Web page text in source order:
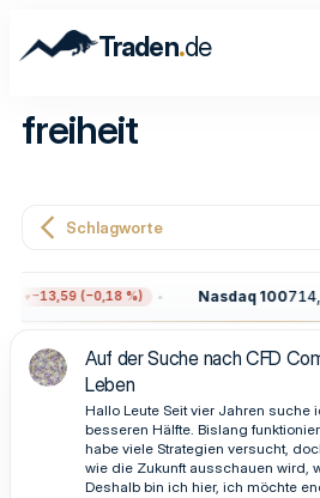
Traden.de
freiheit
Schlagworte
−13,59 (−0,18 %) Nasdaq 100
Auf der Suche nach CFD
Leben
Hallo Leute Seit vier Jahren
besseren Hälfte. Bislang
habe viele Strategien versucht,
wie die Zukunft ausschauen wird,
Deshalb bin ich hier, ich möchte